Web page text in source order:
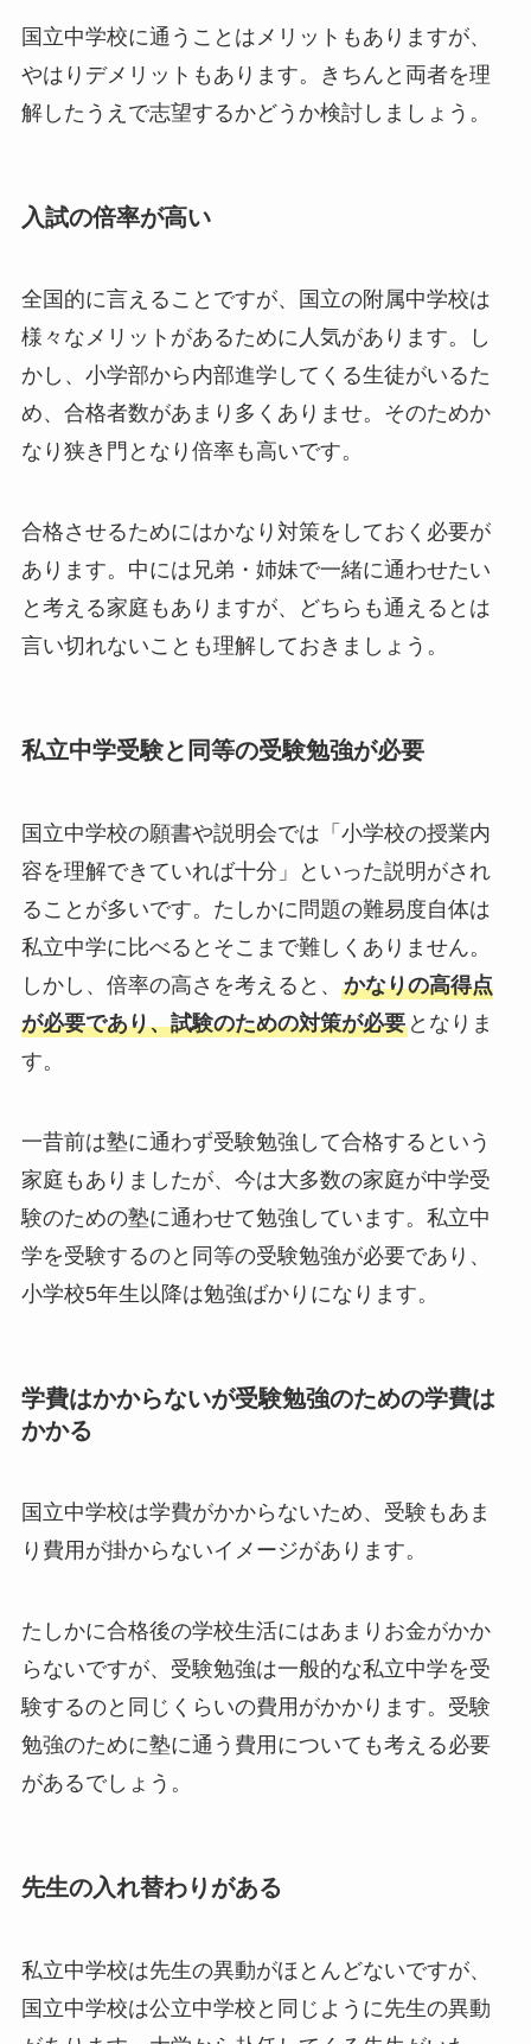
国立中学校に通うことはメリットもありますが、
やはりデメリットもあります。きちんと両者を理
解したうえで志望するかどうか検討しましょう。
入試の倍率が高い
全国的に言えることですが、国立の附属中学校は
様々なメリットがあるために人気があります。し
かし、小学部から内部進学してくる生徒がいるた
め、合格者数があまり多くありませ。そのためか
なり狭き門となり倍率も高いです。
合格させるためにはかなり対策をしておく必要が
あります。中には兄弟・姉妹で一緒に通わせたい
と考える家庭もありますが、どちらも通えるとは
言い切れないことも理解しておきましょう。
私立中学受験と同等の受験勉強が必要
国立中学校の願書や説明会では「小学校の授業内
容を理解できていれば十分」といった説明がされ
ることが多いです。たしかに問題の難易度自体は
私立中学に比べるとそこまで難しくありません。
しかし、倍率の高さを考えると、 かなりの高得点
が必要であり、試験のための対策が必要となりま
す。
一昔前は塾に通わず受験勉強して合格するという
家庭もありましたが、今は大多数の家庭が中学受
験のための塾に通わせて勉強しています。私立中
学を受験するのと同等の受験勉強が必要であり、
小学校5年生以降は勉強ばかりになります。
学費はかからないが受験勉強のための学費は
かかる
国立中学校は学費がかからないため、受験もあま
り費用が掛からないイメージがあります。
たしかに合格後の学校生活にはあまりお金がかか
らないですが、受験勉強は一般的な私立中学を受
験するのと同じくらいの費用がかかります。受験
勉強のために塾に通う費用についても考える必要
があるでしょう。
先生の入れ替わりがある
私立中学校は先生の異動がほとんどないですが、
国立中学校は公立中学校と同じように先生の異動